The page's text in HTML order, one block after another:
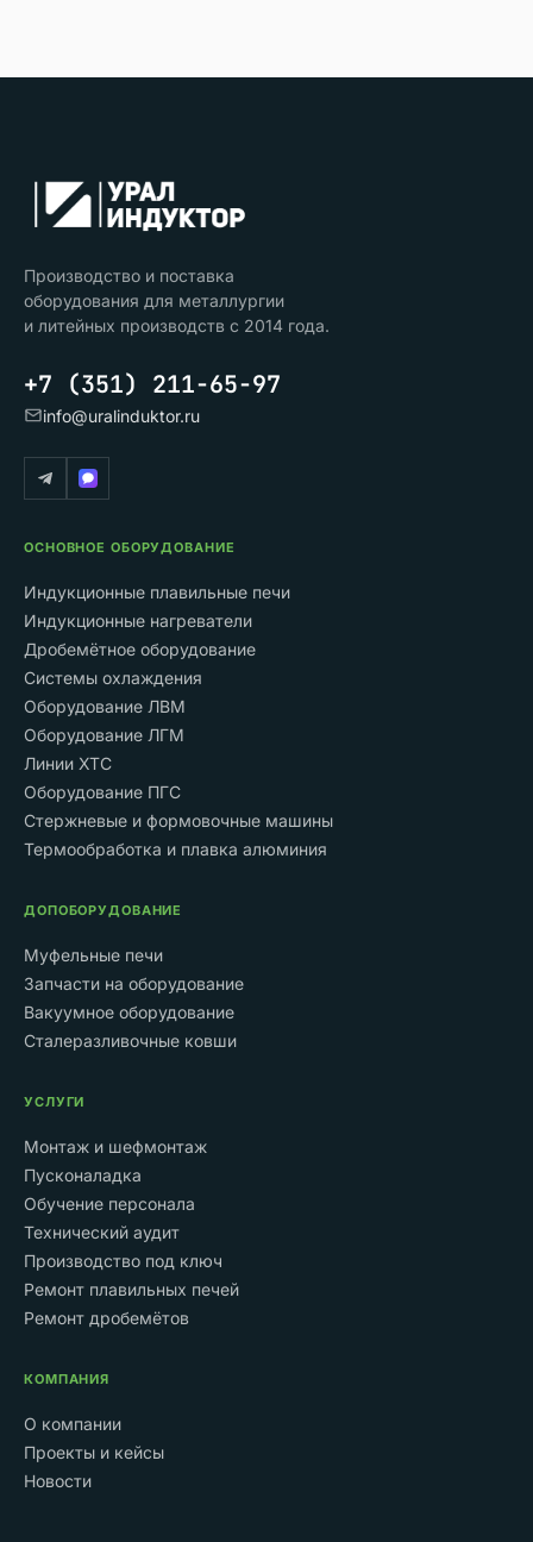
Производство и поставка
оборудования для металлургии
и литейных производств с 2014 года.
+7 (351) 211-65-97
info@uralinduktor.ru
ОСНОВНОЕ ОБОРУДОВАНИЕ
Индукционные плавильные печи
Индукционные нагреватели
Дробемётное оборудование
Системы охлаждения
Оборудование ЛВМ
Оборудование ЛГМ
Линии ХТС
Оборудование ПГС
Стержневые и формовочные машины
Термообработка и плавка алюминия
ДОПОБОРУДОВАНИЕ
Муфельные печи
Запчасти на оборудование
Вакуумное оборудование
Сталеразливочные ковши
УСЛУГИ
Монтаж и шефмонтаж
Пусконаладка
Обучение персонала
Технический аудит
Производство под ключ
Ремонт плавильных печей
Ремонт дробемётов
КОМПАНИЯ
О компании
Проекты и кейсы
Новости